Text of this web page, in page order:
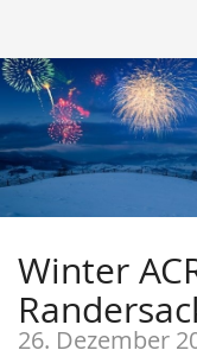
Winter
26. Dezember